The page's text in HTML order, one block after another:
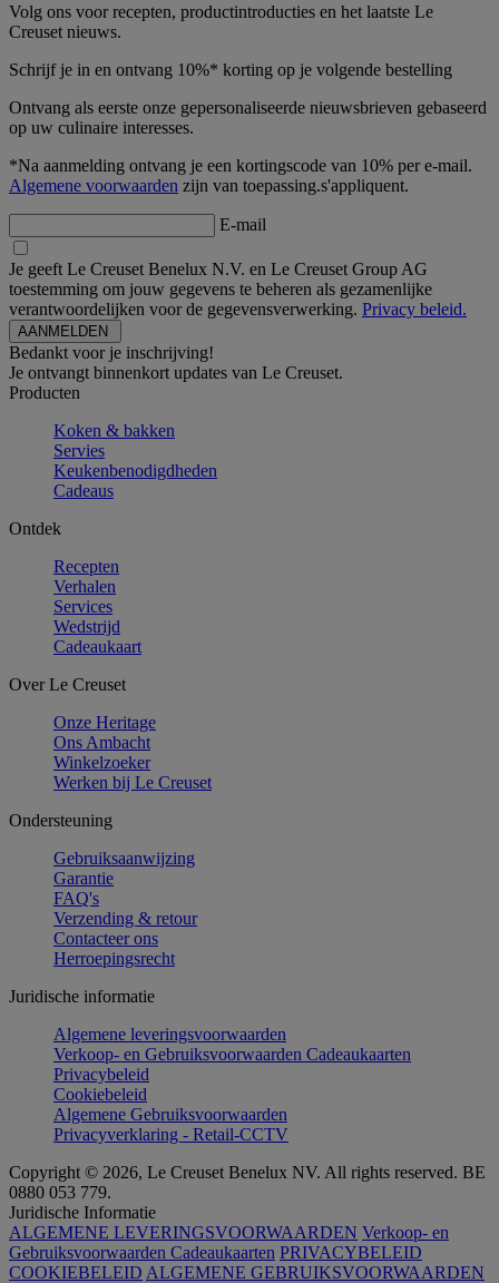
Volg ons voor recepten, productintroducties en het laatste Le
Creuset nieuws.
Schrijf je in en ontvang 10%* korting op je volgende bestelling
Ontvang als eerste onze gepersonaliseerde nieuwsbrieven gebaseerd
op uw culinaire interesses.
*Na aanmelding ontvang je een kortingscode van 10% per e-mail.
Algemene voorwaarden zijn van toepassing.s'appliquent.
E-mail
Je geeft Le Creuset Benelux N.V. en Le Creuset Group AG
toestemming om jouw gegevens te beheren als gezamenlijke
verantwoordelijken voor de gegevensverwerking. Privacy beleid.
Bedankt voor je inschrijving!
Je ontvangt binnenkort updates van Le Creuset.
Producten
Koken & bakken
Servies
Keukenbenodigdheden
Cadeaus
Ontdek
Recepten
Verhalen
Services
Wedstrijd
Cadeaukaart
Over Le Creuset
Onze Heritage
Ons Ambacht
Winkelzoeker
Werken bij Le Creuset
Ondersteuning
Gebruiksaanwijzing
Garantie
FAQ's
Verzending & retour
Contacteer ons
Herroepingsrecht
Juridische informatie
Algemene leveringsvoorwaarden
Verkoop- en Gebruiksvoorwaarden Cadeaukaarten
Privacybeleid
Cookiebeleid
Algemene Gebruiksvoorwaarden
Privacyverklaring - Retail-CCTV
Copyright © 2026, Le Creuset Benelux NV. All rights reserved. BE
0880 053 779.
Juridische Informatie
ALGEMENE LEVERINGSVOORWAARDEN Verkoop- en
Gebruiksvoorwaarden Cadeaukaarten PRIVACYBELEID
COOKIEBELEID ALGEMENE GEBRUIKSVOORWAARDEN